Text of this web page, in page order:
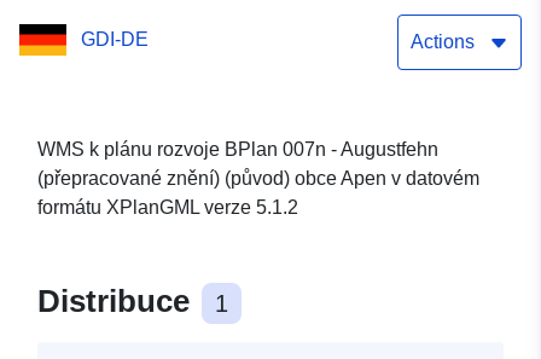
GDI-DE Actions
WMS k plánu rozvoje BPlan 007n - Augustfehn
(přepracované znění) (původ) obce Apen v datovém
formátu XPlanGML verze 5.1.2
Distribuce 1